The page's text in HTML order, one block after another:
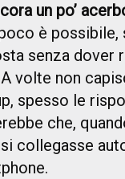
un po’
è
senza dover
volte non
spesso le
che,
collegasse